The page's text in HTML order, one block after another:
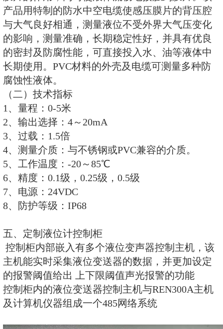
（二）REN300A主机控制器技术
1、显示方式：LED显示（多探
示）。
2、探头配置：可与REN系列探头
接5个探头。
3、显示单位： μSv/h 或 mSv/h
4、状态指示：正常/过载/故障。
5、报警方式：声、光同时报警
多个报警灯,或输出有源或无源开
6、报警阈值: 2.5uSv/h(出厂默认
调。
8、相对湿度：(在35℃温度下)
9、系统供电：市电220V标配。
10、故障处理：具有故障自恢复
11、外形尺寸：主机：
三、REN-NaI30-Im浸入式高灵敏